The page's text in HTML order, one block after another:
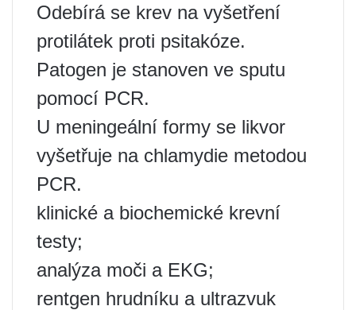
Odebírá se krev na vyšetření
protilátek proti psitakóze.
Patogen je stanoven ve sputu
pomocí PCR.
U meningeální formy se likvor
vyšetřuje na chlamydie metodou
PCR.
klinické a biochemické krevní
testy;
analýza moči a EKG;
rentgen hrudníku a ultrazvuk